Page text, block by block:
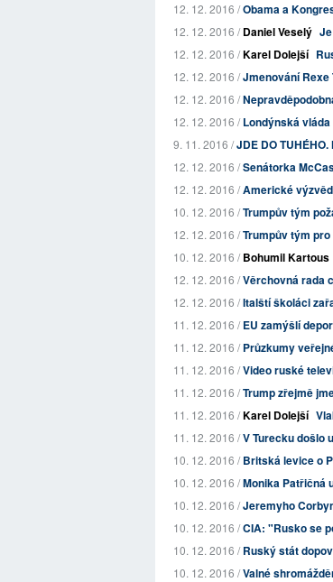
12. 12. 2016 /Obama a
12. 12. 2016 /Daniel Veselý
12. 12. 2016 /Karel Dolejší
12. 12. 2016 /Jmenování
12. 12. 2016 /
12. 12. 2016 /Londýnská
9. 11. 2016 /JDE DO
12. 12. 2016 /Senátorka
12. 12. 2016 /Americké
10. 12. 2016 /Trumpův tým
12. 12. 2016 /Trumpův tým
10. 12. 2016 /Bohumil Kartous
12. 12. 2016 /Věrchovná rada
12. 12. 2016 /Italští školáci
11. 12. 2016 /EU zamýšlí
11. 12. 2016 /Průzkumy
11. 12. 2016 /Video ruské
11. 12. 2016 /Trump zřejmě
11. 12. 2016 /Karel Dolejší
11. 12. 2016 /V Turecku došlo
10. 12. 2016 /Britská levice o
10. 12. 2016 /Monika Patřičná
10. 12. 2016 /Jeremyho
10. 12. 2016 /CIA: "Rusko se
10. 12. 2016 /Ruský stát
10. 12. 2016 /Valné